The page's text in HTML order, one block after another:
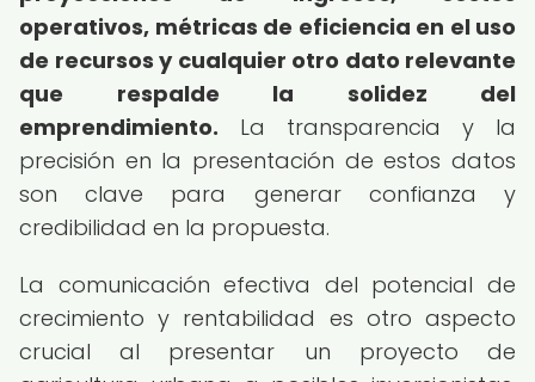
operativos, métricas de eficiencia en el uso
de recursos y cualquier otro dato relevante
que respalde la solidez del
emprendimiento. La transparencia y la
precisión en la presentación de estos datos
son clave para generar confianza y
credibilidad en la propuesta.
La comunicación efectiva del potencial de
crecimiento y rentabilidad es otro aspecto
crucial al presentar un proyecto de